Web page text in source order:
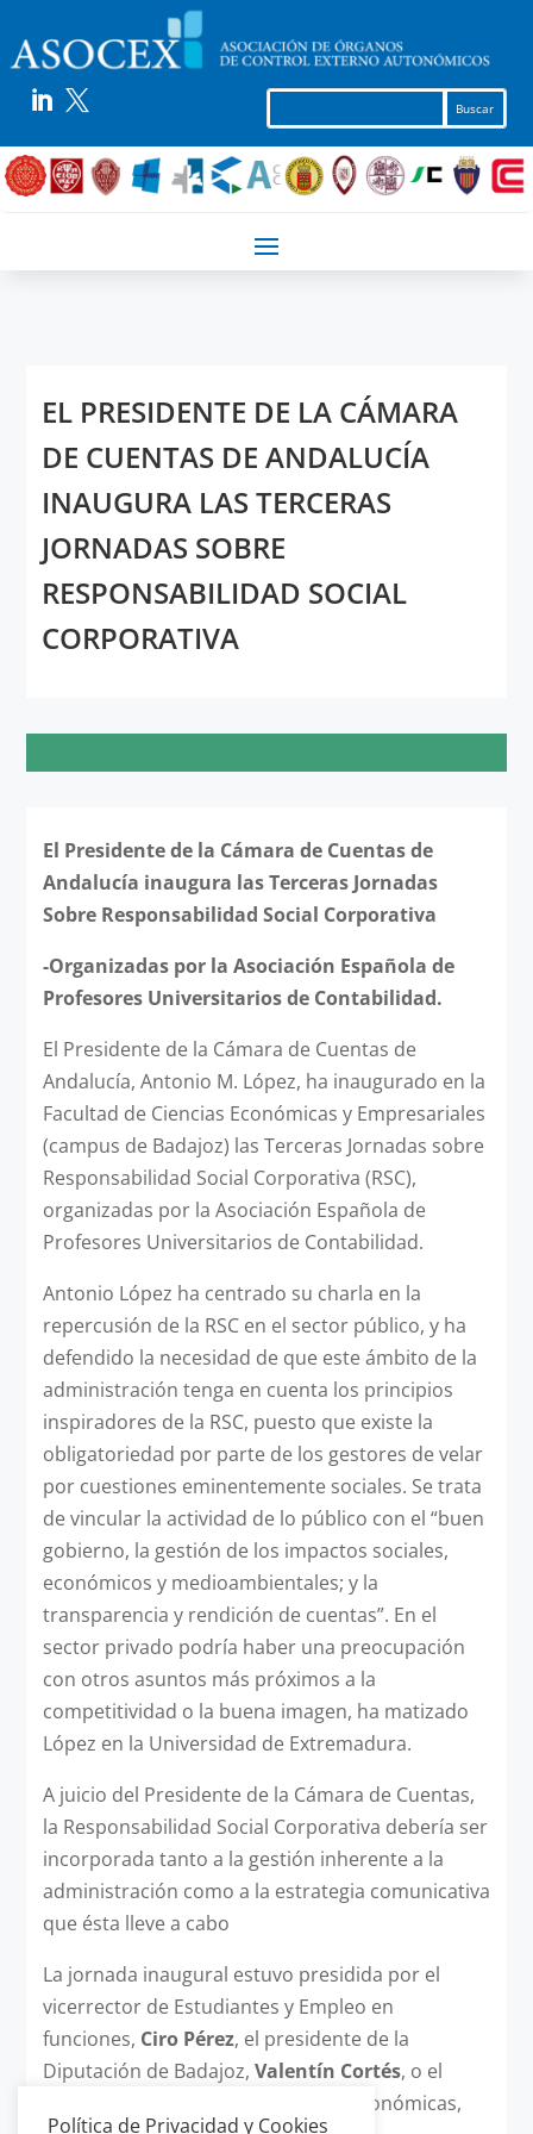
 
EL PRESIDENTE DE LA CÁMARA
DE CUENTAS DE ANDALUCÍA
INAUGURA LAS TERCERAS
JORNADAS SOBRE
RESPONSABILIDAD SOCIAL
CORPORATIVA
El Presidente de la Cámara de Cuentas de
Andalucía inaugura las Terceras Jornadas
Sobre Responsabilidad Social Corporativa
-Organizadas por la Asociación Española de
Profesores Universitarios de Contabilidad.
El Presidente de la Cámara de Cuentas de
Andalucía, Antonio M. López, ha inaugurado en la
Facultad de Ciencias Económicas y Empresariales
(campus de Badajoz) las Terceras Jornadas sobre
Responsabilidad Social Corporativa (RSC),
organizadas por la Asociación Española de
Profesores Universitarios de Contabilidad.
Antonio López ha centrado su charla en la
repercusión de la RSC en el sector público, y ha
defendido la necesidad de que este ámbito de la
administración tenga en cuenta los principios
inspiradores de la RSC, puesto que existe la
obligatoriedad por parte de los gestores de velar
por cuestiones eminentemente sociales. Se trata
de vincular la actividad de lo público con el “buen
gobierno, la gestión de los impactos sociales,
económicos y medioambientales; y la
transparencia y rendición de cuentas”. En el
sector privado podría haber una preocupación
con otros asuntos más próximos a la
competitividad o la buena imagen, ha matizado
López en la Universidad de Extremadura.
A juicio del Presidente de la Cámara de Cuentas,
la Responsabilidad Social Corporativa debería ser
incorporada tanto a la gestión inherente a la
administración como a la estrategia comunicativa
que ésta lleve a cabo
La jornada inaugural estuvo presidida por el
vicerrector de Estudiantes y Empleo en
funciones, Ciro Pérez, el presidente de la
Diputación de Badajoz, Valentín Cortés, o el
decano de la Facultad de Ciencias Económicas,
Política de Privacidad y Cookies